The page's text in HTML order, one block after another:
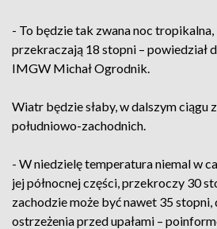
- To będzie tak zwana noc
przekraczają 18 stopni – powiedział
IMGW Michał Ogrodnik.
Wiatr będzie słaby, w dalszym ciągu
południowo-zachodnich.
- W niedzielę temperatura niemal w
jej północnej części, przekroczy 30
zachodzie może być nawet 35
ostrzeżenia przed upałami –